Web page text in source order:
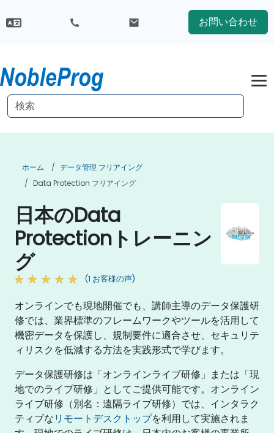
お問い合わせ
ホーム
データ管理 フリアイング
Data Protection フリアイング
日本のData
Protectionトレーニン
グ
(1 お客様の声)
オンラインでも現地開催でも、講師主導のデータ保護研
修では、業界標準のフレームワークやツールを活用して
機密データを保護し、規制要件に適合させ、セキュリテ
ィリスクを低減する方法を実践形式で学びます。
データ保護研修は「オンラインライブ研修」または「現
地でのライブ研修」としてご提供可能です。オンライン
ライブ研修（別名：遠隔ライブ研修）では、インタラク
ティブなリモートデスクトップを利用して実施されま